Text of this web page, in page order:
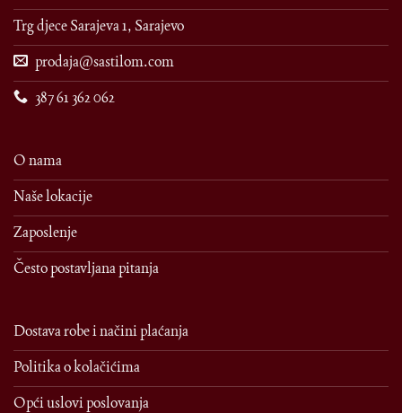
Trg djece Sarajeva 1, Sarajevo
prodaja@sastilom.com
387 61 362 062
O nama
Naše lokacije
Zaposlenje
Često postavljana pitanja
Dostava robe i načini plaćanja
Politika o kolačićima
Opći uslovi poslovanja